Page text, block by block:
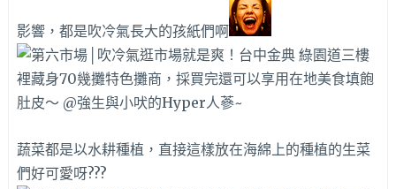
影響，都是吹冷氣長大的孩紙們啊
蔬菜都是以水耕種植，直接這樣放在海綿上的種植的生菜
們好可愛呀???